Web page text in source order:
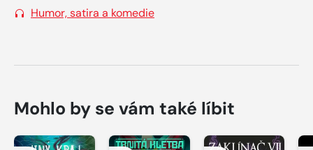
Humor, satira a komedie
Mohlo by se vám také líbit